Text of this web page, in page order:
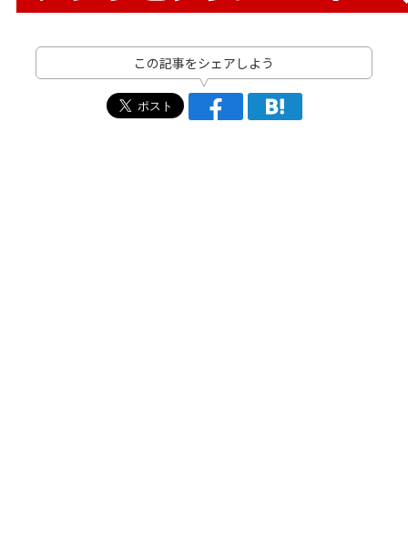
この記事をシェアしよう